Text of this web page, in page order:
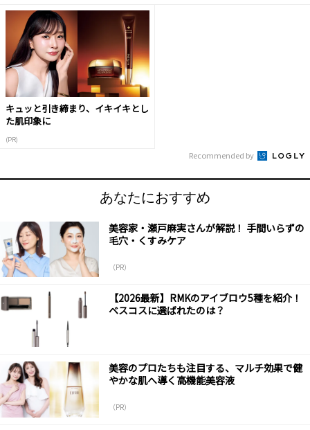
キュッと引き締まり、イキイキとし
た肌印象に
(PR)
Recommended by
あなたにおすすめ
美容家・瀬戸麻実さんが解説！ 手間いらずの
毛穴・くすみケア
（PR）
【2026最新】RMKのアイブロウ5種を紹介！
ベスコスに選ばれたのは？
美容のプロたちも注目する、マルチ効果で健
やかな肌へ導く高機能美容液
（PR）